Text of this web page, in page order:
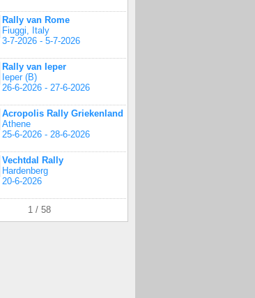
Rally van Rome
Fiuggi, Italy
3-7-2026 - 5-7-2026
Rally van Ieper
Ieper (B)
26-6-2026 - 27-6-2026
Acropolis Rally Griekenland
Athene
25-6-2026 - 28-6-2026
Vechtdal Rally
Hardenberg
20-6-2026
1 / 58